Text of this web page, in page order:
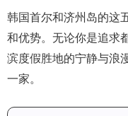
韩国首尔和济州岛的这
和优势。无论你是追求
滨度假胜地的宁静与浪
一家。